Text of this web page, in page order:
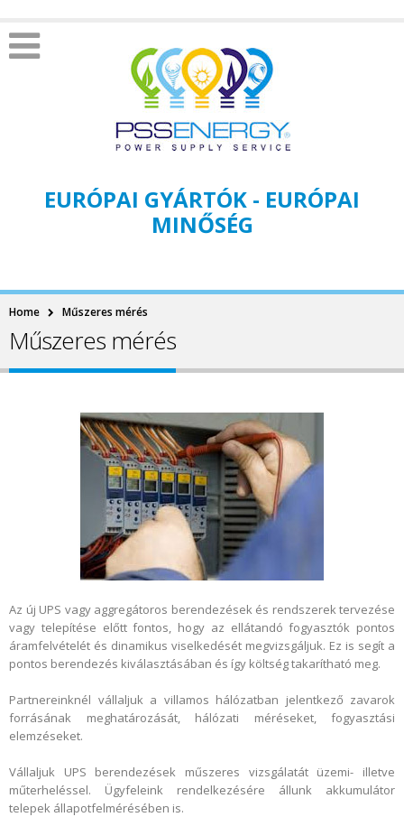
EURÓPAI GYÁRTÓK - EURÓPAI
MINŐSÉG
Home Műszeres mérés
Műszeres mérés
Az új UPS vagy aggregátoros berendezések és rendszerek tervezése
vagy telepítése előtt fontos, hogy az ellátandó fogyasztók pontos
áramfelvételét és dinamikus viselkedését megvizsgáljuk. Ez is segít a
pontos berendezés kiválasztásában és így költség takarítható meg.
Partnereinknél vállaljuk a villamos hálózatban jelentkező zavarok
forrásának meghatározását, hálózati méréseket, fogyasztási
elemzéseket.
Vállaljuk UPS berendezések műszeres vizsgálatát üzemi- illetve
műterheléssel. Ügyfeleink rendelkezésére állunk akkumulátor
telepek állapotfelmérésében is.